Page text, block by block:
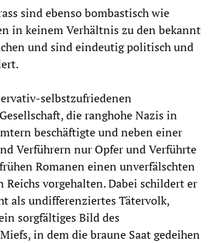
sind ebenso bombastisch wie
in keinem Verhältnis zu den bekannt
und sind eindeutig politisch und
selbstzufriedenen
die ranghohe Nazis in
beschäftigte und neben einer
Verführern nur Opfer und Verführte
Romanen einen unverfälschten
Reichs vorgehalten. Dabei schildert er
als undifferenziertes Tätervolk,
sorgfältiges Bild des
in dem die braune Saat gedeihen